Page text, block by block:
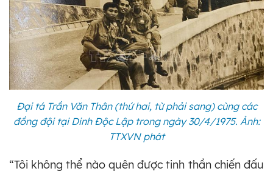
Đại tá Trần Văn Thân (thứ hai, từ phải sang) cùng các
đồng đội tại Dinh Độc Lập trong ngày 30/4/1975. Ảnh:
TTXVN phát
“Tôi không thể nào quên được tinh thần chiến đấu